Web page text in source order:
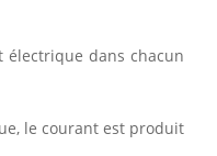
électrique dans chacun
le courant est produit